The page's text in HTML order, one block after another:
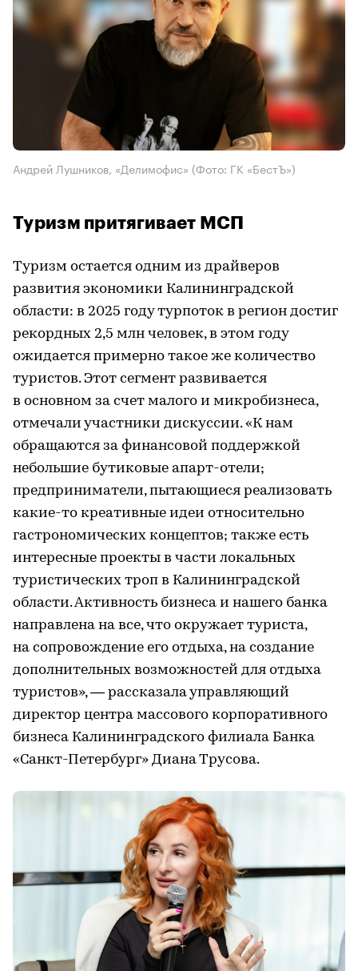
Андрей Лушников, «Делимофис» (Фото: ГК «БестЪ»)
Туризм притягивает МСП
Туризм остается одним из драйверов
развития экономики Калининградской
области: в 2025 году турпоток в регион достиг
рекордных 2,5 млн человек, в этом году
ожидается примерно такое же количество
туристов. Этот сегмент развивается
в основном за счет малого и микробизнеса,
отмечали участники дискуссии. «К нам
обращаются за финансовой поддержкой
небольшие бутиковые апарт-отели;
предприниматели, пытающиеся реализовать
какие-то креативные идеи относительно
гастрономических концептов; также есть
интересные проекты в части локальных
туристических троп в Калининградской
области. Активность бизнеса и нашего банка
направлена на все, что окружает туриста,
на сопровождение его отдыха, на создание
дополнительных возможностей для отдыха
туристов», — рассказала управляющий
директор центра массового корпоративного
бизнеса Калининградского филиала Банка
«Санкт-Петербург» Диана Трусова.